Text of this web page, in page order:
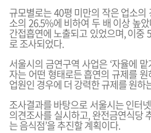
규모별로는 40평 미만의 작은 업소
소의 26.5%에 비하여 두 배 이상 높
간접흡연에 노출되고 있었으며, 이중
로 조사되었다.
서울시의 금연구역 사업은 ‘자율에
자는 어떤 형태로든 흡연의 규제를
업원인 경우에 더 강력한 규제를 원하
조사결과를 바탕으로 서울시는 인터
의견조사를 실시하고, 완전금연식당
는 음식점’을 추진할 계획이다.